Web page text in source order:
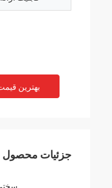
بهترین
جزئیات محصول